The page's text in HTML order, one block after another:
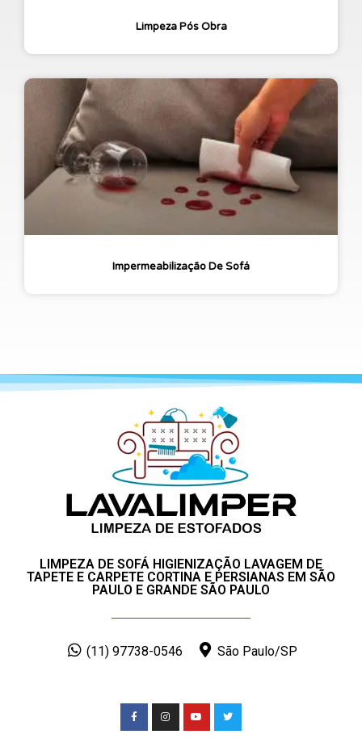
Limpeza Pós Obra
Impermeabilização De Sofá
LIMPEZA DE SOFÁ HIGIENIZAÇÃO LAVAGEM DE
TAPETE E CARPETE CORTINA E PERSIANAS EM SÃO
PAULO E GRANDE SÃO PAULO
(11) 97738-0546 São Paulo/SP